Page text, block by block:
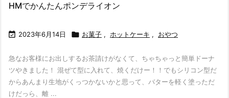
HMでかんたんポンデライオン
 2023年6月14日  お菓子 , ホットケーキ , おやつ
急なお客様にお出しするお茶請けがなくて、ちゃちゃっと簡単ドーナ
ツやきました！ 混ぜて型に入れて、焼くだけー！！でもシリコン型だ
からあんまり生地がくっつかないかと思って、バターを軽く塗っただ
けだっら、離 ...